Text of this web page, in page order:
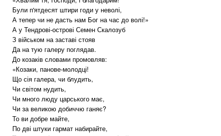
Були п'ятдесят штири годи у неволі,
А тепер чи не дасть нам Бог на час до волі!»
А у Тендрові-острові Семен Скалозуб
З військом на заставі стояв
Да на тую галеру поглядав.
До козаків словами промовляв:
«Козаки, панове-молодці!
Що сія галера, чи блудить,
Чи світом нудить,
Чи много люду царського має,
Чи за великою добиччю ганяє?
То ви добре майте,
По дві штуки гармат набирайте,